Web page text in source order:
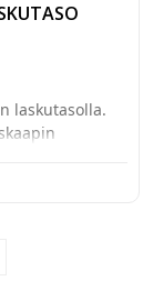
laskutasolla.